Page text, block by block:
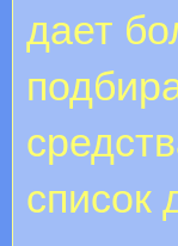
дает
список